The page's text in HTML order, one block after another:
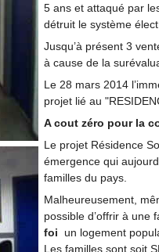
5 ans et attaqué par
détruit le système
Jusqu’à présent 3
à cause de la
Le 28 mars 2014
projet lié au
A cout zéro pour la
Le projet Résidence
émergence qui
familles du pays.
Malheureusement,
possible d’offrir à une
foi un logement
Les familles sont soit